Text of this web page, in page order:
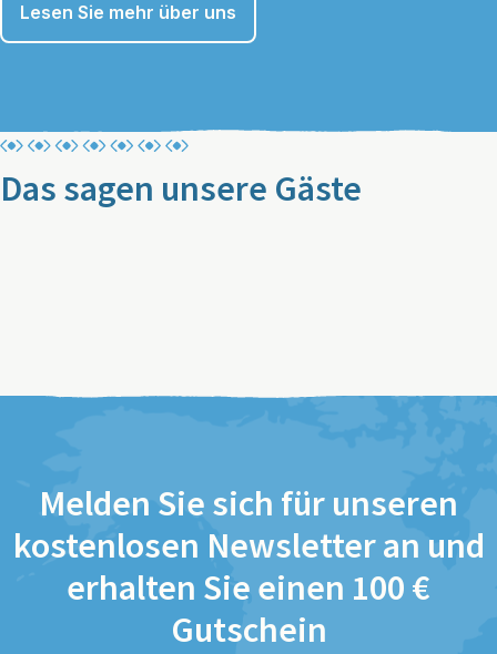
Lesen Sie mehr über uns
Das sagen unsere Gäste
Melden Sie sich für unseren
kostenlosen Newsletter an und
erhalten Sie einen 100 €
Gutschein